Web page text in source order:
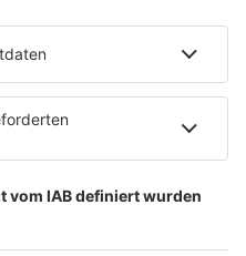
Webhosting unsere